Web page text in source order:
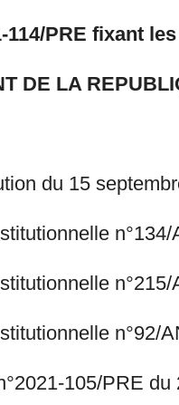
114/PRE fixant
DE LA
du 15
n°92/
105/PRE